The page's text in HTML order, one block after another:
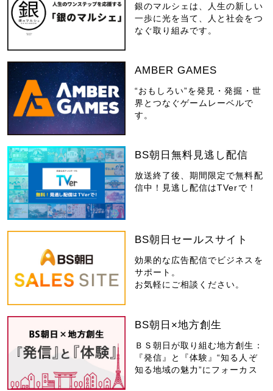
銀のマルシェは、人生の新しい
一歩に光を当て、人と社会をつ
なぐ取り組みです。
AMBER GAMES
“おもしろい”を発見・発掘・世
界とつなぐゲームレーベルで
す。
BS朝日無料見逃し配信
放送終了後、期間限定で無料配
信中！見逃し配信はTVerで！
BS朝日セールスサイト
効果的な広告配信でビジネスを
サポート。
お気軽にご相談ください。
BS朝日×地方創生
ＢＳ朝日が取り組む地方創生：
『発信』と『体験』“知る人ぞ
知る地域の魅力”にフォーカス